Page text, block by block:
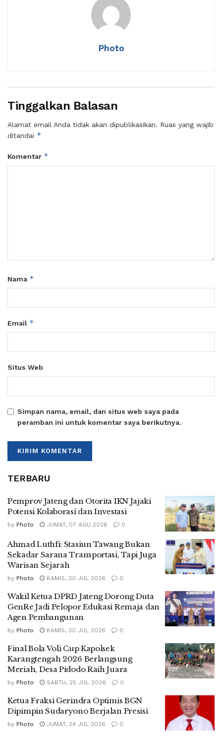
Photo
Tinggalkan Balasan
Alamat email Anda tidak akan dipublikasikan. Ruas yang wajib
ditandai *
Komentar *
Nama *
Email *
Situs Web
Simpan nama, email, dan situs web saya pada
peramban ini untuk komentar saya berikutnya.
TERBARU
Pemprov Jateng dan Otorita IKN Jajaki
Potensi Kolaborasi dan Investasi
by Photo JUMAT, 07 AGU 2026 0
Ahmad Luthfi: Stasiun Tawang Bukan
Sekadar Sarana Transportasi, Tapi Juga
Warisan Sejarah
by Photo KAMIS, 30 JUL 2026 0
Wakil Ketua DPRD Jateng Dorong Duta
GenRe Jadi Pelopor Edukasi Remaja dan
Agen Pembangunan
by Photo KAMIS, 30 JUL 2026 0
Final Bola Voli Cup Kapolsek
Karangtengah 2026 Berlangsung
Meriah, Desa Pidodo Raih Juara
by Photo SABTU, 25 JUL 2026 0
Ketua Fraksi Gerindra Optimis BGN
Dipimpin Sudaryono Berjalan Presisi
by Photo JUMAT, 24 JUL 2026 0